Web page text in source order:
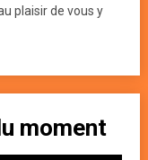
plaisir de vous y
moment